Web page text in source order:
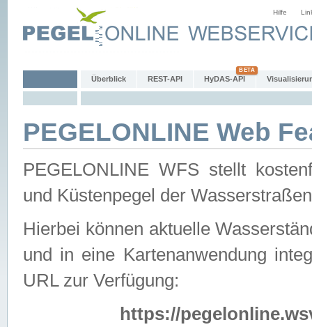
Hilfe
Überblick REST-API HyDAS-API
PEGELONLINE Web
PEGELONLINE WFS stellt
und Küstenpegel der
Hierbei können aktuelle
und in eine Kartenanwendung
URL zur Verfügung:
https://